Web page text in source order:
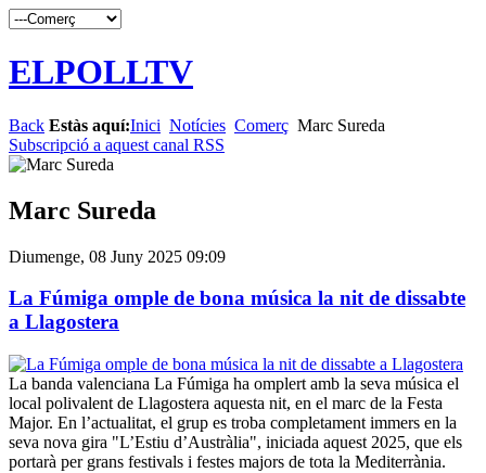
ELPOLLTV
Back Estàs aquí:Inici Notícies Comerç Marc Sureda
Subscripció a aquest canal RSS
Marc Sureda
Diumenge, 08 Juny 2025 09:09
La Fúmiga omple de bona música la nit de dissabte
a Llagostera
La banda valenciana La Fúmiga ha omplert amb la seva música el
local polivalent de Llagostera aquesta nit, en el marc de la Festa
Major. En l’actualitat, el grup es troba completament immers en la
seva nova gira "L’Estiu d’Austràlia", iniciada aquest 2025, que els
portarà per grans festivals i festes majors de tota la Mediterrània.